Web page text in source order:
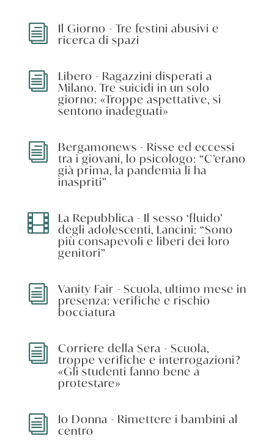
i Il Giorno - Tre festini abusivi e
ricerca di spazi
i Libero - Ragazzini disperati a
Milano. Tre suicidi in un solo
giorno: «Troppe aspettative, si
sentono inadeguati»
i Bergamonews - Risse ed eccessi
tra i giovani, lo psicologo: “C’erano
già prima, la pandemia li ha
inaspriti”
 La Repubblica - Il sesso ‘fluido’
degli adolescenti, Lancini: “Sono
più consapevoli e liberi dei loro
genitori”
i Vanity Fair - Scuola, ultimo mese in
presenza: verifiche e rischio
bocciatura
i Corriere della Sera - Scuola,
troppe verifiche e interrogazioni?
«Gli studenti fanno bene a
protestare»
i Io Donna - Rimettere i bambini al
centro